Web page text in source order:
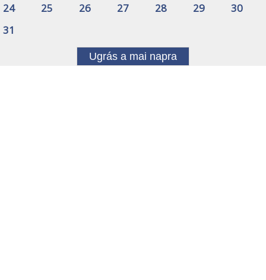
24
25 26 27 28 29
30
31
Ugrás a mai napra